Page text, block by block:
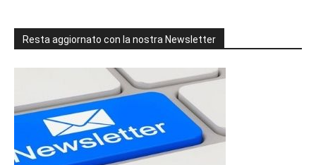
Resta aggiornato con la nostra Newsletter